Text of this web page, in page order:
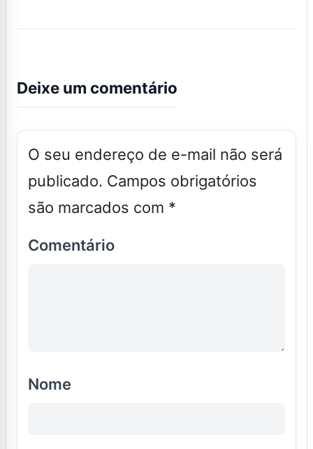
Deixe um comentário
O seu endereço de e-mail não será
publicado. Campos obrigatórios
são marcados com *
Comentário
Nome